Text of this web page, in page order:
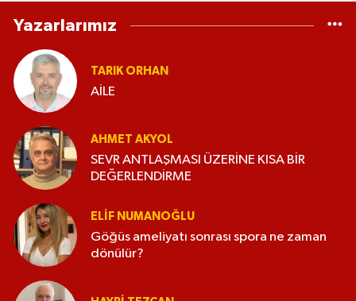
Yazarlarımız
TARIK ORHAN
AİLE
AHMET AKYOL
SEVR ANTLAŞMASI ÜZERİNE KISA BİR
DEĞERLENDİRME
ELİF NUMANOĞLU
Göğüs ameliyatı sonrası spora ne zaman
dönülür?